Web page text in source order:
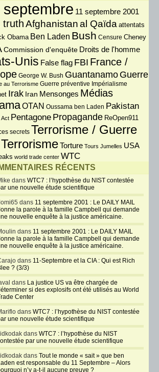
septembre 11 septembre 2001
truthAfghanistanal Qaïda attentats
Obama Ben Laden Bush Censure Cheney
Commission d'enquête Droits de l'homme
Unis False flag FBI France /
George W. Bush Guantanamo Guerre
au Terrorisme Guerre préventive Impérialisme
Irak Iran Mensonges Médias
OTAN Oussama ben Laden Pakistan
Act Pentagone Propagande ReOpen911
secrets Terrorisme / Guerre
Torture Tours Jumelles USA
world trade center WTC
RÉCENTS
dans WTC7 : l’hypothèse du NIST contestée
une nouvelle étude scientifique
dans 11 septembre 2001 : Le DAILY MAIL
la parole à la famille Campbell qui demande
nouvelle enquête à la justice américaine.
dans 11 septembre 2001 : Le DAILY MAIL
la parole à la famille Campbell qui demande
nouvelle enquête à la justice américaine.
dans 11-Septembre et la CIA : Qui est Rich
? (3/3)
dans La justice US va être chargée de
si des explosifs ont été utilisés au World
Center
dans WTC7 : l’hypothèse du NIST contestée
une nouvelle étude scientifique
dans WTC7 : l’hypothèse du NIST
par une nouvelle étude scientifique
dans Tout le monde « sait » que ben
est responsable du 11 Septembre – Alors
n’y a-t-il aucune preuve ?